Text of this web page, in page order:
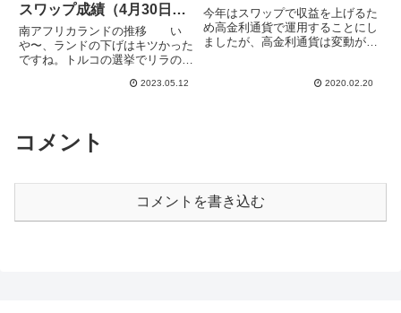
スワップ成績（4月30日
週）
南アフリカランドの推移 い
や〜、ランドの下げはキツかった
ですね。トルコの選挙でリラの動
が、あまり注目もされてなかった
11日発表の製造業生産高は前月
比...
2023.05.12
今年はスワップで収益を上げるた
め高金利通貨で運用することにし
ましたが、高金利通貨は変動が大
抑えたいと考えています。最初の
2020.02.20
コメント
コメントを書き込む